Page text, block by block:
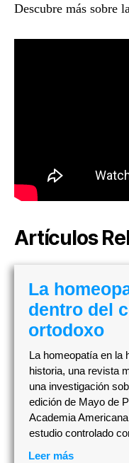
Descubre más sobre
Artículos
La
dentro del
ortodoxo
La homeopatía en la
historia, una revista
una investigación
edición de Mayo de
Academia
estudio controlado
Leer más